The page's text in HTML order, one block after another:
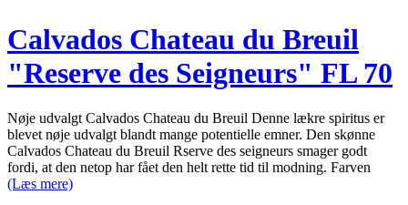
Calvados Chateau du Breuil
"Reserve des Seigneurs" FL 70
Nøje udvalgt Calvados Chateau du Breuil Denne lækre spiritus er
blevet nøje udvalgt blandt mange potentielle emner. Den skønne
Calvados Chateau du Breuil Rserve des seigneurs smager godt
fordi, at den netop har fået den helt rette tid til modning. Farven
(Læs mere)